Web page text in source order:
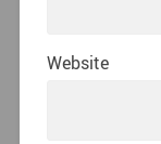
Website